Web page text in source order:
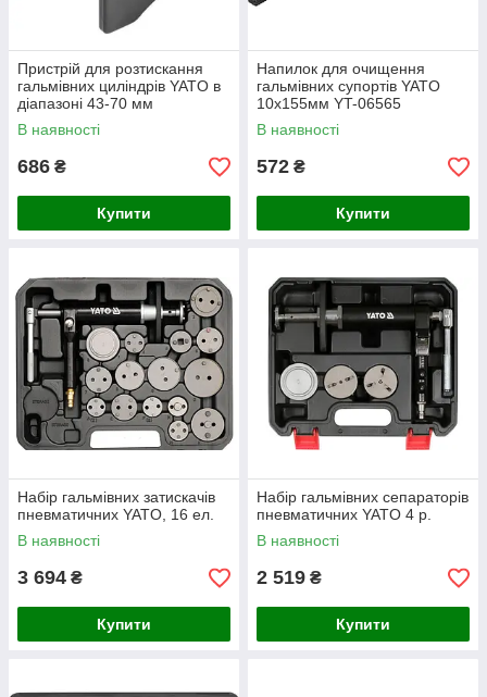
Пристрій для розтискання
гальмівних циліндрів YATO в
діапазоні 43-70 мм
В наявності
686 ₴
Купити
Напилок для очищення
гальмівних супортів YATO
10х155мм YT-06565
В наявності
572 ₴
Купити
Набір гальмівних затискачів
пневматичних YATO, 16 ел.
В наявності
3 694 ₴
Купити
Набір гальмівних сепараторів
пневматичних YATO 4 р.
В наявності
2 519 ₴
Купити